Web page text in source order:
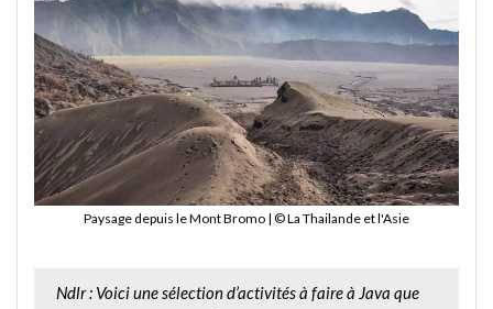
Paysage depuis le Mont Bromo | © La Thailande et l'Asie
Ndlr : Voici une sélection d’activités à faire à Java que